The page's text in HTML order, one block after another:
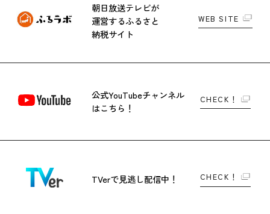
朝日放送テレビが
運営するふるさと
納税サイト
WEB SITE
公式YouTubeチャンネル
はこちら！
CHECK！
TVerで見逃し配信中！ CHECK！